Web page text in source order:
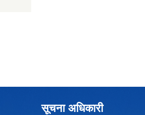
सूचना अधिकारी